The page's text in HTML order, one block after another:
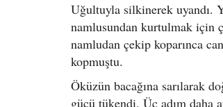
Uğultuyla silkinerek uyandı.
namlusundan kurtulmak için
namludan çekip koparınca
kopmuştu.
Öküzün bacağına sarılarak
gücü tükendi. Üç adım daha